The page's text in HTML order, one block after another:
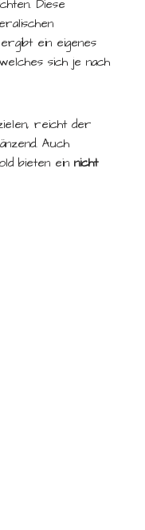
Diese
ein eigenes
sich je nach
reicht der
Auch
bieten ein nicht